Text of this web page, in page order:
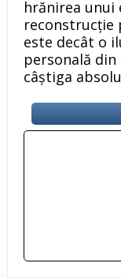
hrănirea unui
reconstrucție
este decât o
personală
câștiga